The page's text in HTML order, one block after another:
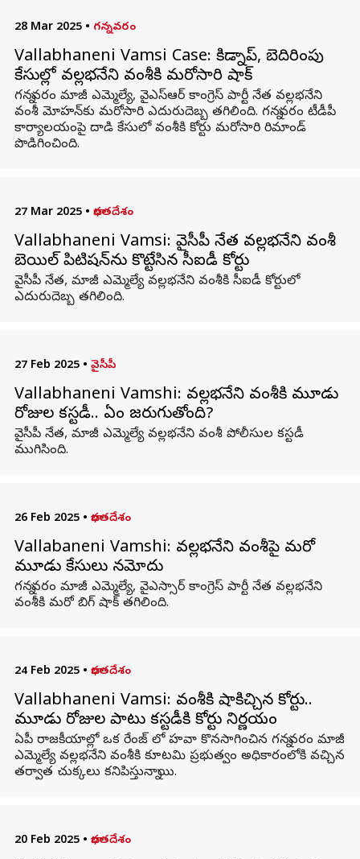
28 Mar 2025 • గన్నవరం
Vallabhaneni Vamsi Case: కిడ్నాప్, బెదిరింపు
కేసుల్లో వల్లభనేని వంశీకి మరోసారి షాక్
గన్నవరం మాజీ ఎమ్మెల్యే, వైఎస్ఆర్ కాంగ్రెస్ పార్టీ నేత వల్లభనేని
వంశీ మోహన్‌కు మరోసారి ఎదురుదెబ్బ తగిలింది. గన్నవరం టీడీపీ
కార్యాలయంపై దాడి కేసులో వంశీకి కోర్టు మరోసారి రిమాండ్
పొడిగించింది.
27 Mar 2025 • భారతదేశం
Vallabhaneni Vamsi: వైసీపీ నేత వల్లభనేని వంశీ
బెయిల్‌ పిటిషన్‌ను కొట్టేసిన సీఐడీ కోర్టు
వైసీపీ నేత, మాజీ ఎమ్మెల్యే వల్లభనేని వంశీకి సీఐడీ కోర్టులో
ఎదురుదెబ్బ తగిలింది.
27 Feb 2025 • వైసీపీ
Vallabhaneni Vamshi: వల్లభనేని వంశీకి మూడు
రోజుల కస్టడీ.. ఏం జరుగుతోంది?
వైసీపీ నేత, మాజీ ఎమ్మెల్యే వల్లభనేని వంశీ పోలీసుల కస్టడీ
ముగిసింది.
26 Feb 2025 • భారతదేశం
Vallabaneni Vamshi: వల్లభనేని వంశీపై మరో
మూడు కేసులు నమోదు
గన్నవరం మాజీ ఎమ్మెల్యే, వైఎస్సార్ కాంగ్రెస్ పార్టీ నేత వల్లభనేని
వంశీకి మరో బిగ్ షాక్ తగిలింది.
24 Feb 2025 • భారతదేశం
Vallabhaneni Vamsi: వంశీకి షాకిచ్చిన కోర్టు..
మూడు రోజుల పాటు కస్టడీకి కోర్టు నిర్ణయం
ఏపీ రాజకీయాల్లో ఒక రేంజ్ లో హవా కొనసాగించిన గన్నవరం మాజీ
ఎమ్మెల్యే వల్లభనేని వంశీకి కూటమి ప్రభుత్వం అధికారంలోకి వచ్చిన
తర్వాత చుక్కలు కనిపిస్తున్నాయి.
20 Feb 2025 • భారతదేశం